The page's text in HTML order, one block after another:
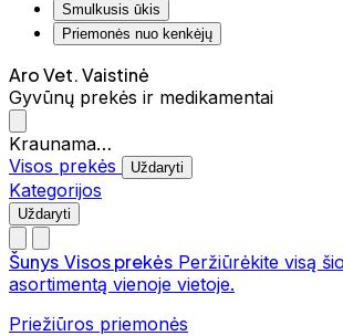
Smulkusis ūkis
Priemonės nuo kenkėjų
Aro Vet. Vaistinė
Gyvūnų prekės ir medikamentai
Kraunama…
Visos prekės
Uždaryti
Kategorijos
Uždaryti
Šunys Visos prekės Peržiūrėkite visą
asortimentą vienoje vietoje.
Priežiūros priemonės